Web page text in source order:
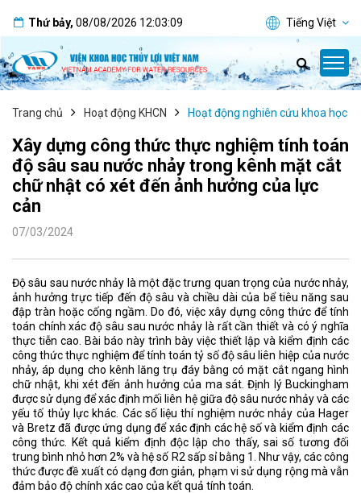
Thứ bảy, 08/08/2026 12:03:09 Tiếng Việt
Trang chủ Hoạt động KHCN Hoạt động nghiên cứu khoa học
Xây dựng công thức thực nghiệm tính toán
độ sâu sau nước nhảy trong kênh mặt cắt
chữ nhật có xét đến ảnh hưởng của lực
cản
07/03/2024
Độ sâu sau nước nhảy là một đặc trưng quan trọng của nước nhảy,
ảnh hưởng trực tiếp đến độ sâu và chiều dài của bể tiêu năng sau
đập tràn hoặc cống ngầm. Do đó, việc xây dựng công thức để tính
toán chính xác độ sâu sau nước nhảy là rất cần thiết và có ý nghĩa
thực tiễn cao. Bài báo này trình bày việc thiết lập và kiểm định các
công thức thực nghiệm để tính toán tỷ số độ sâu liên hiệp của nước
nhảy, áp dụng cho kênh lăng trụ đáy bằng có mặt cắt ngang hình
chữ nhật, khi xét đến ảnh hưởng của ma sát. Định lý Buckingham
được sử dụng để xác định mối liên hệ giữa độ sâu nước nhảy và các
yếu tố thủy lực khác. Các số liệu thí nghiệm nước nhảy của Hager
và Bretz đã được ứng dụng để xác định các hệ số và kiểm định các
công thức. Kết quả kiểm định độc lập cho thấy, sai số tương đối
trung bình nhỏ hơn 2% và hệ số R2 sấp sỉ bằng 1. Như vậy, các công
thức được đề xuất có dạng đơn giản, phạm vi sử dụng rộng mà vẫn
đảm bảo độ chính xác cao của kết quả tính toán.